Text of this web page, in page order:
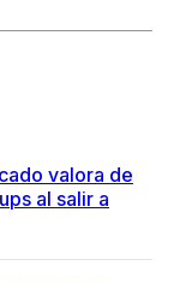
valora de
al salir a